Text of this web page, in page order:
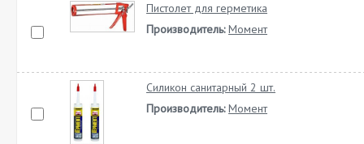
Пистолет для герметика
Производитель: Момент
Силикон санитарный 2 шт.
Производитель: Момент